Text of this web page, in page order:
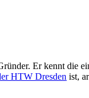
Er kennt die
HTW Dresden ist,